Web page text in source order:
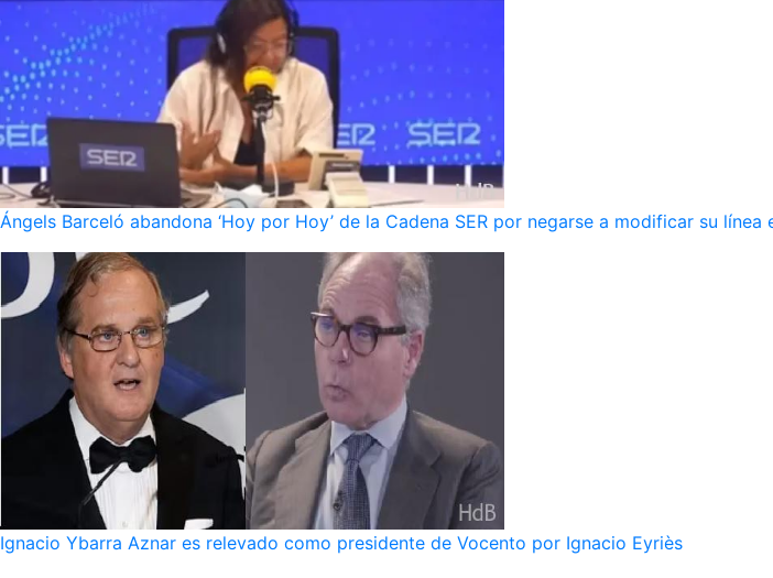
Ángels Barceló abandona ‘Hoy por Hoy’ de la Cadena SER por negarse a modificar su
Ignacio Ybarra Aznar es relevado como presidente de Vocento por Ignacio Eyriès